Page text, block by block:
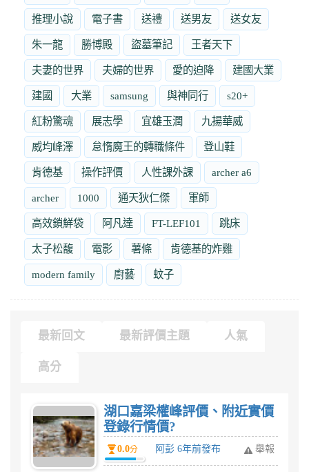
推理小說 電子書 送禮 送男友 送女友
朱一龍 勝博殿 盜墓筆記 王者天下
夫妻的世界 夫婦的世界 愛的迫降 建國大業
建國 大業 samsung 與神同行 s20+
紅粉驚魂 展志學 宜雄玉潤 九揚華威
威均峰澤 怠惰魔王的轉職條件 登山鞋
肯德基 操作評價 人性課外課 archer a6
archer 1000 通天狄仁傑 軍師
高效鎖鮮袋 阿凡達 FT-LEF101 跳床
太子松馥 電影 薯條 肯德基的炸雞
modern family 廚藝 蚊子
最新回文 最新評價主題 人氣
高分
湖口嘉梁權峰評價、附近實價
登錄行情價?
0.0分 阿彭 6年前發布 舉報